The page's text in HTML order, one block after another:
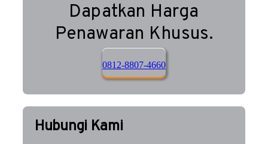
Dapatkan Harga
Penawaran Khusus.
0812-8807-4660
Hubungi Kami